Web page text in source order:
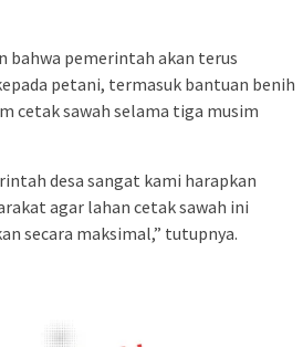
bahwa pemerintah akan terus
petani, termasuk bantuan benih
cetak sawah selama tiga musim
desa sangat kami harapkan
agar lahan cetak sawah ini
secara maksimal,” tutupnya.